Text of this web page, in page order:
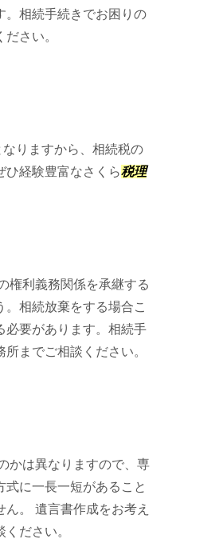
。相続手続きでお困りの
さい。
りますから、相続税の
ひ経験豊富なさくら税理
権利義務関係を承継する
相続放棄をする場合こ
必要があります。相続手
所までご相談ください。
かは異なりますので、専
に一長一短があること
。 遺言書作成をお考え
ださい。